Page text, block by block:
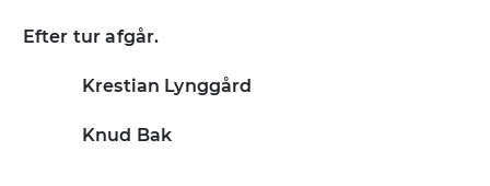
Efter tur afgår.
Krestian Lynggård
Knud Bak